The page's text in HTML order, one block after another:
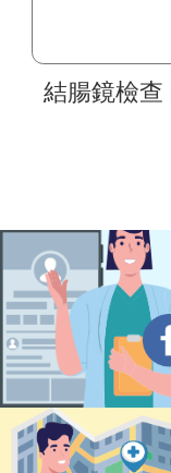
結腸鏡檢查